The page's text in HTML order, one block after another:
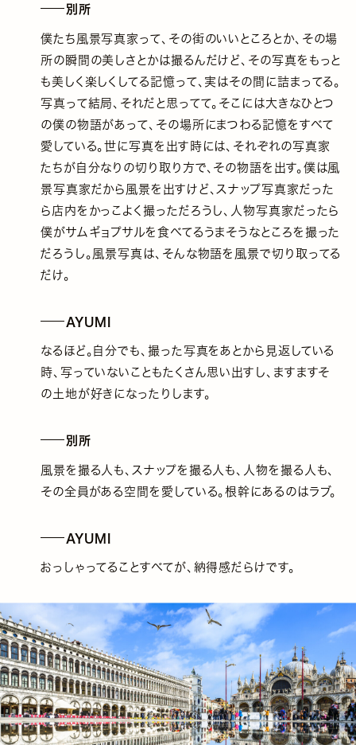
別所
僕たち風景写真家って、その街のいいところとか、その場
所の瞬間の美しさとかは撮るんだけど、その写真をもっと
も美しく楽しくしてる記憶って、実はその間に詰まってる。
写真って結局、それだと思ってて。そこには大きなひとつ
の僕の物語があって、その場所にまつわる記憶をすべて
愛している。世に写真を出す時には、それぞれの写真家
たちが自分なりの切り取り方で、その物語を出す。僕は風
景写真家だから風景を出すけど、スナップ写真家だった
ら店内をかっこよく撮っただろうし、人物写真家だったら
僕がサムギョプサルを食べてるうまそうなところを撮った
だろうし。風景写真は、そんな物語を風景で切り取ってる
だけ。
AYUMI
なるほど。自分でも、撮った写真をあとから見返している
時、写っていないこともたくさん思い出すし、ますますそ
の土地が好きになったりします。
別所
風景を撮る人も、スナップを撮る人も、人物を撮る人も、
その全員がある空間を愛している。根幹にあるのはラブ。
AYUMI
おっしゃってることすべてが、納得感だらけです。